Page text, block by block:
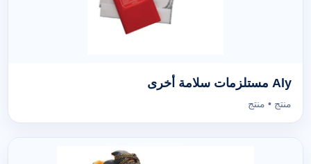
Aly مستلزمات سلامة أخرى
منتج • منتج